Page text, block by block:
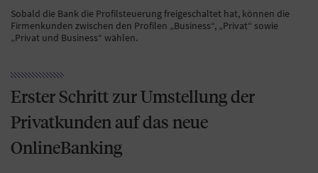
Sobald die Bank die Profilsteuerung freigeschaltet hat, können die
Firmenkunden zwischen den Profilen „Business“, „Privat“ sowie
„Privat und Business“ wählen.
Erster Schritt zur Umstellung der
Privatkunden auf das neue
OnlineBanking